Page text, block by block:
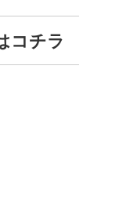
コチラ